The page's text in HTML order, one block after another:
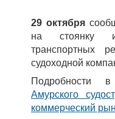
29 октября
на стоянку и
транспортных
судоходной
Подробности
Амурского
коммерческий